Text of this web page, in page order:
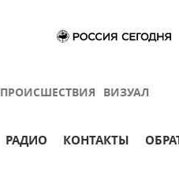
ПРОИСШЕСТВИЯ ВИЗУАЛ
РАДИО КОНТАКТЫ